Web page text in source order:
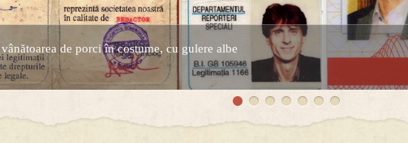
de porci în costume, cu gulere albe
publicata (Nemira)
prima lucrare despre controversatele conturi secrete ale Securitatii.